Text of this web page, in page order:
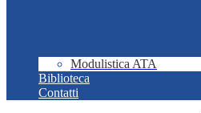
Modulistica ATA
Biblioteca
Contatti